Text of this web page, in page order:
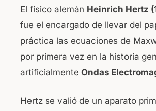
El físico alemán Heinrich Hertz
fue el encargado de llevar del
práctica las ecuaciones de
por primera vez en la historia
artificialmente Ondas
Hertz se valió de un aparato